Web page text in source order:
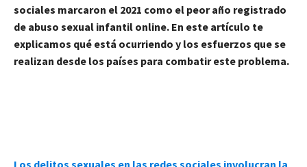
sociales marcaron el 2021 como el peor año registrado
de abuso sexual infantil online. En este artículo te
explicamos qué está ocurriendo y los esfuerzos que se
realizan desde los países para combatir este problema.
Los delitos sexuales en las redes sociales involucran la